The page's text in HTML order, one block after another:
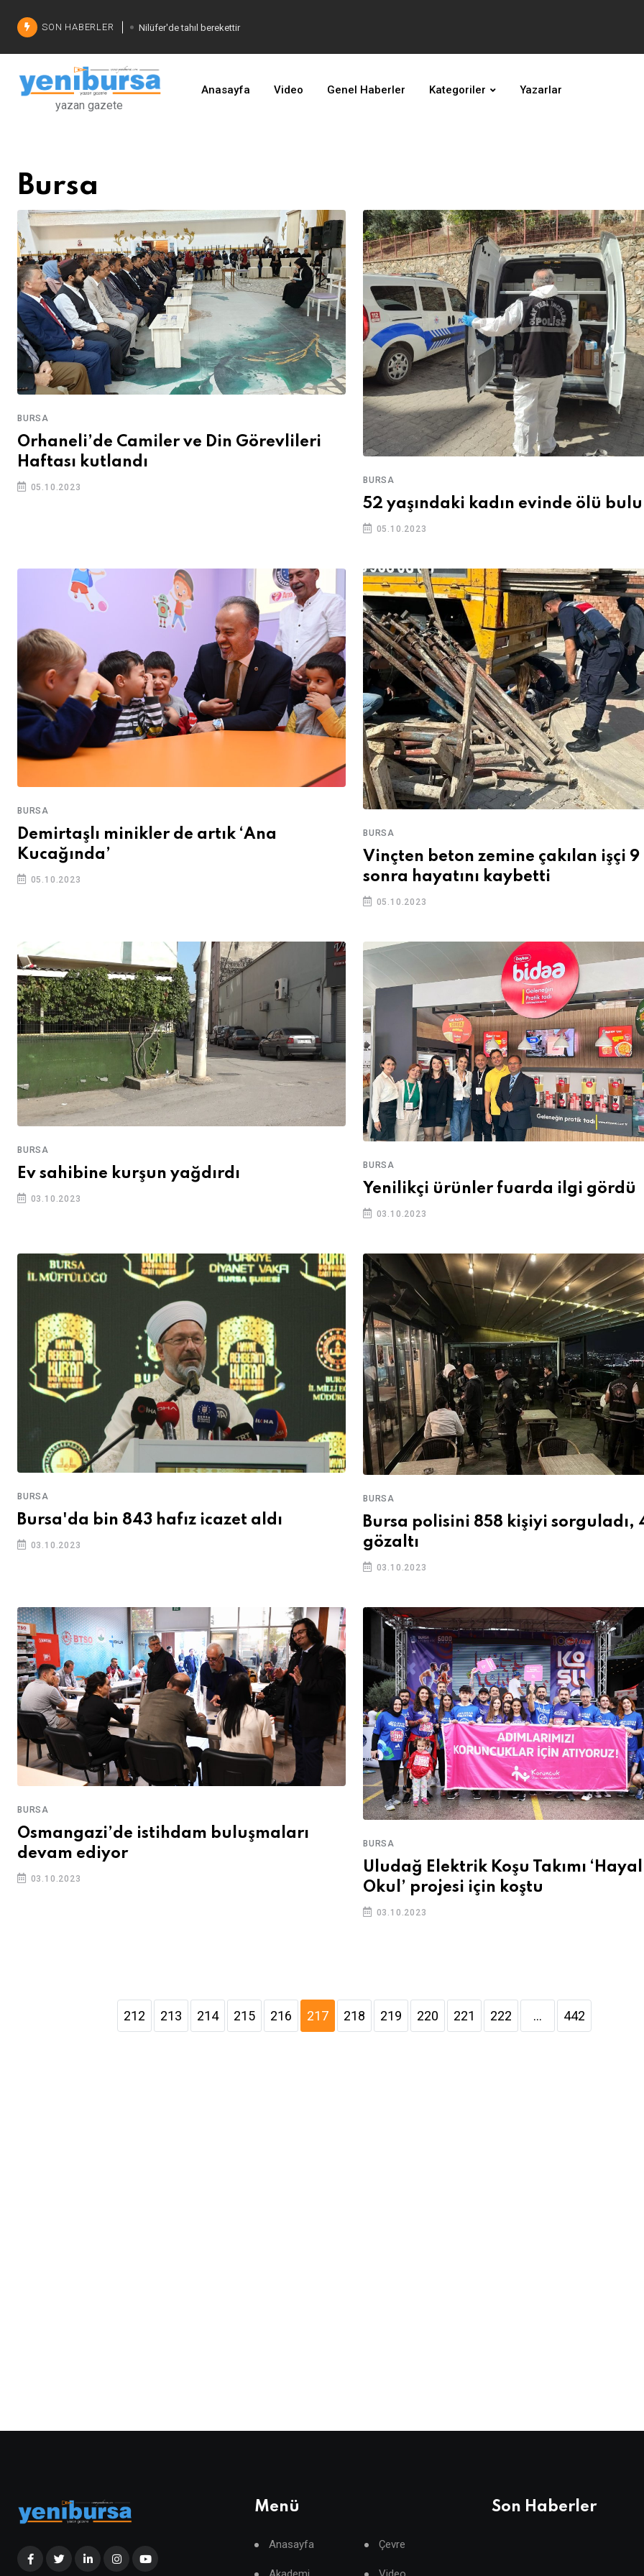
SON HABERLER Şadi Özdemir'den çözüm
İşinizi geliştirin
yazan gazete
Anasayfa Video Genel Haberler Kategoriler Yazarlar
Bursa
BURSA
Orhaneli’de Camiler ve Din Görevlileri
Haftası kutlandı
05.10.2023
BURSA
52 yaşındaki kadın evinde ölü
05.10.2023
BURSA
Demirtaşlı minikler de artık ‘Ana
Kucağında’
05.10.2023
BURSA
Vinçten beton zemine çakılan işçi
sonra hayatını kaybetti
05.10.2023
BURSA
Ev sahibine kurşun yağdırdı
03.10.2023
BURSA
Yenilikçi ürünler fuarda ilgi gördü
03.10.2023
BURSA
Bursa'da bin 843 hafız icazet aldı
03.10.2023
BURSA
Bursa polisini 858 kişiyi sorguladı,
gözaltı
03.10.2023
BURSA
Osmangazi’de istihdam buluşmaları
devam ediyor
03.10.2023
BURSA
Uludağ Elektrik Koşu Takımı
Okul’ projesi için koştu
03.10.2023
212 213 214 215 216 217 218 219 220 221 222 ... 442
Menü
Anasayfa Çevre
Son Haberler